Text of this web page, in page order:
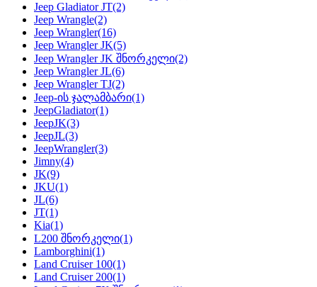
Jeep Gladiator JT(2)
Jeep Wrangle(2)
Jeep Wrangler(16)
Jeep Wrangler JK(5)
Jeep Wrangler JK შნორკელი(2)
Jeep Wrangler JL(6)
Jeep Wrangler TJ(2)
Jeep-ის ჯალამბარი(1)
JeepGladiator(1)
JeepJK(3)
JeepJL(3)
JeepWrangler(3)
Jimny(4)
JK(9)
JKU(1)
JL(6)
JT(1)
Kia(1)
L200 შნორკელი(1)
Lamborghini(1)
Land Cruiser 100(1)
Land Cruiser 200(1)